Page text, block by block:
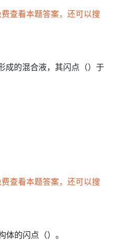
查看本题答案，还可以搜
成的混合液，其闪点（）于
查看本题答案，还可以搜
的闪点（）。